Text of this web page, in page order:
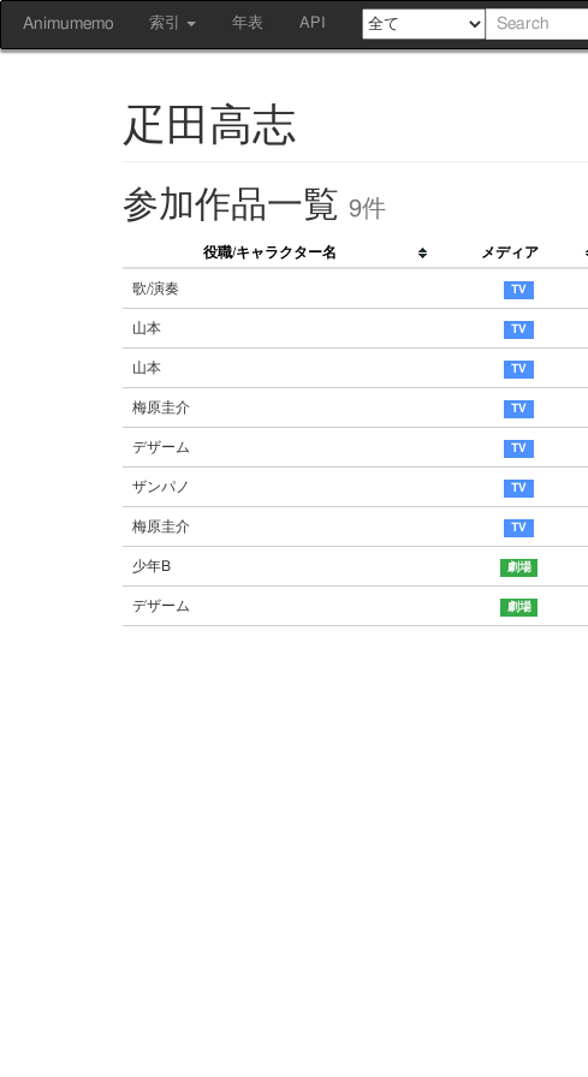
Animumemo 索引 年表 API
疋田高志
参加作品一覧 9件
役職/キャラクター名 メディア
歌/演奏
山本
山本
梅原圭介
デザーム
ザンパノ
梅原圭介
少年B
デザーム